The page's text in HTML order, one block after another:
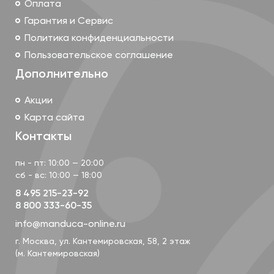
Преимущества слинга-шарфа Amazonas:
Эффектные расцветки. От ярких тропических до
приглушенных кофейных тонов.
Высокая грузоподъемность, до 15 кг
Ткань не имеет изнанки, с двух сторон выглядит
одинаково. Тянется по диагонали.
Материал: 100% экологически чистый хлопок (Oko-
Partner GmbH).
Возраст: для детей от 0 до 3 лет
При окрашивании используются нетоксичные
красители.
Ширина - 70 см.
Уход. Машинная стирка (до 60гр.). Не отбеливать.
Оплата
Гарантия и Сервис
Политика конфиденциальности
Пользовательское соглашение
Дополнительно
Акции
Карта сайта
Контакты
пн - пт: 10:00 — 20:00
сб - вс: 10:00 — 18:00
8 495 215-23-92
8 800 333-60-35
info@manduca-online.ru
г. Москва, ул. Кантемировская, 58, 2 этаж
(м. Кантемировская)